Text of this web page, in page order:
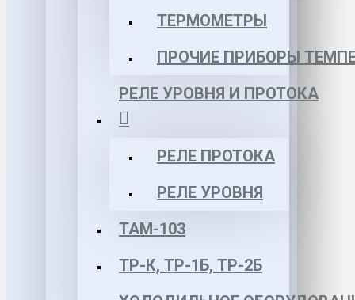
ТЕРМОМЕТРЫ
ПРОЧИЕ ПРИБОРЫ
РЕЛЕ УРОВНЯ И ПРОТОКА
РЕЛЕ ПРОТОКА
РЕЛЕ УРОВНЯ
ТАМ-103
ТР-К, ТР-1Б, ТР-2Б